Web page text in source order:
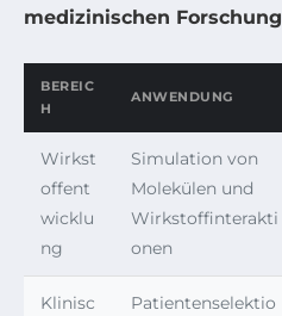
medizinischen Forschung
BEREIC
H
ANWENDUNG
Wirkst
offent
wicklu
ng
Simulation von
Molekülen und
Wirkstoffinterakti
onen
Klinisc
Patientenselektio